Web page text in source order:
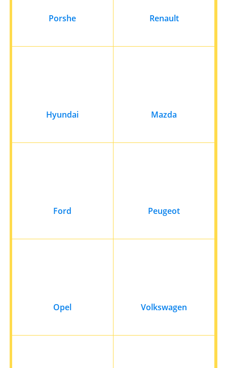
Porshe Renault
Hyundai Mazda
Ford Peugeot
Opel Volkswagen